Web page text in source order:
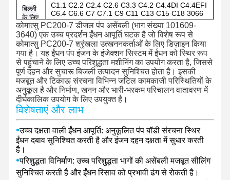
बिल्ली
के लिए
C1.1 C2.2 C2.4 C2.6 C3.3 C4.2 C4.4DI C4.4EFI
C6.4 C6.6 C7 C7.1 C9 C11 C13 C15 C18 3066
3116 3126 3176
पर्किन्स
के लिए
403D-11 403D-15 404D-22 404EA-22T 3054
1104C-44 1104C-44TA 1104D-44 1104D-44T
1104D-44TA 1104-E44T 1104D-E44TA 1106D-
E66T 1106D-70TA 1106D-E70TA 1206F-
E70TTA
अन्य
के लिए
B3.3 ISF3.8 4BT3.9 B4.5 QSB5.9 QSB6.7
6CT8.3 6D107-1 6D107-2 6BT5.9 6LT8.9 QSL9
6LT9.3 NT855 M11 X12 X15
कोमात्सु PC200-7 डीजल पंप असेंबली (भाग संख्या 101609-
3640) एक उच्च प्रदर्शन ईंधन आपूर्ति घटक है जो विशेष रूप से
कोमात्सु PC200-7 श्रृंखला उत्खननकर्ताओं के लिए डिज़ाइन किया
गया है। यह ईंधन पंप इंजन के इंजेक्शन सिस्टम में ईंधन को स्थिर रूप
से पहुंचाने के लिए उच्च परिशुद्धता मशीनिंग का उपयोग करता है, जिससे
पूर्ण दहन और सुचारू बिजली उत्पादन सुनिश्चित होता है। इसकी
मजबूत और टिकाऊ संरचना विभिन्न जटिल कामकाजी परिस्थितियों के
अनुकूल है और निर्माण, खनन और भारी-भरकम परिचालन वातावरण में
दीर्घकालिक उपयोग के लिए उपयुक्त है।
विशेषताएं और लाभ
•उच्च दक्षता वाली ईंधन आपूर्ति: अनुकूलित पंप बॉडी संरचना स्थिर
ईंधन दबाव सुनिश्चित करती है और इंजन दहन दक्षता में सुधार करती
है।
•परिशुद्धता विनिर्माण: उच्च परिशुद्धता भागों की असेंबली मजबूत सीलिंग
सुनिश्चित करती है और ईंधन रिसाव को प्रभावी ढंग से रोकती है।